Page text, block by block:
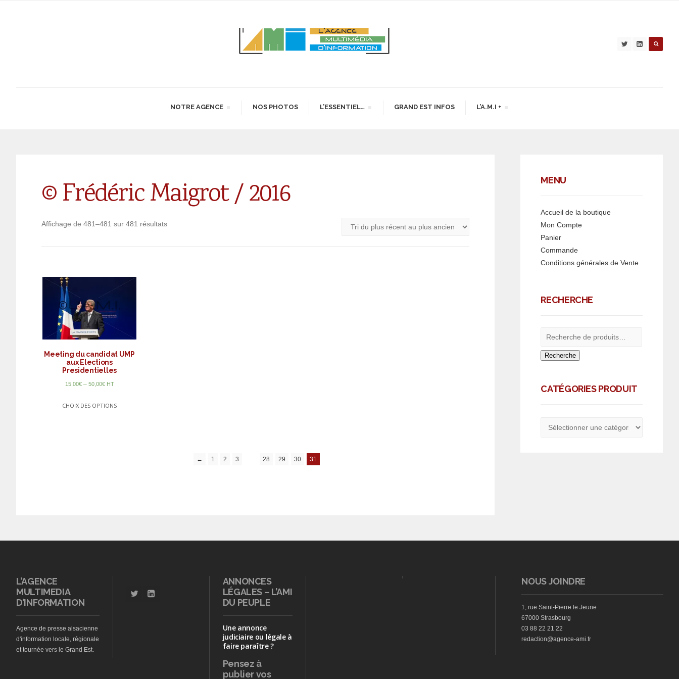
NOTRE AGENCE NOS PHOTOS L’ESSENTIEL… GRAND EST INFOS L’A.M.I +
© Frédéric Maigrot / 2016
Affichage de 481–481 sur 481 résultats
Meeting du candidat UMP
aux Elections
Presidentielles
15,00€– 50,00€ HT
CHOIX DES OPTIONS
← 1 2 3 … 28 29 30 31
MENU
Accueil de la boutique
Mon Compte
Panier
Commande
Conditions générales de Vente
RECHERCHE
Recherche
CATÉGORIES PRODUIT
L’AGENCE
MULTIMEDIA
D’INFORMATION
Agence de presse alsacienne
d'information locale, régionale
et tournée vers le Grand Est.
ANNONCES
LÉGALES – L’AMI
DU PEUPLE
Une annonce
judiciaire ou légale à
faire paraître ?
Pensez à
publiervos
NOUS JOINDRE
1, rue Saint-Pierre le Jeune
67000 Strasbourg
03 88 22 21 22
redaction@agence-ami.fr